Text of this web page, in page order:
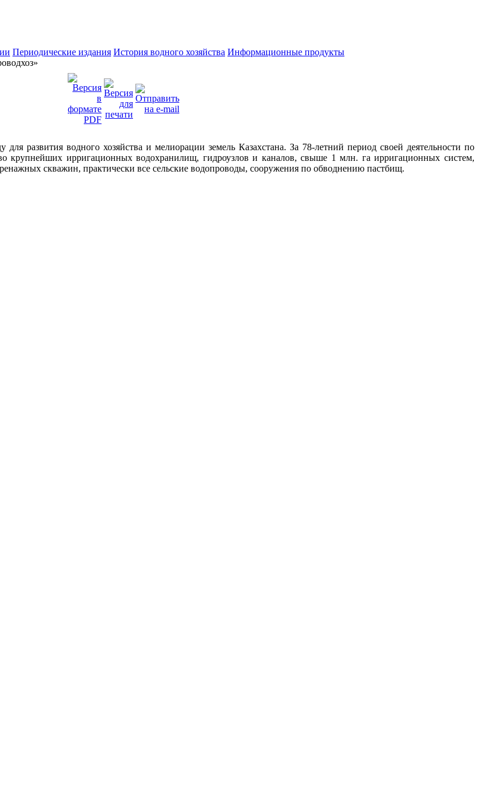
Периодические издания История водного хозяйства Информационные продукты
развития водного хозяйства и мелиорации земель Казахстана. За 78-летний период своей деятельности по
крупнейших ирригационных водохранилищ, гидроузлов и каналов, свыше 1 млн. га ирригационных систем,
скважин, практически все сельские водопроводы, сооружения по обводнению пастбищ.